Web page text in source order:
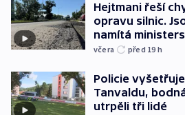
Hejtmani řeší
opravu silnic.
namítá
včera před 19 h
Policie
Tanvaldu,
utrpěli tři lidé